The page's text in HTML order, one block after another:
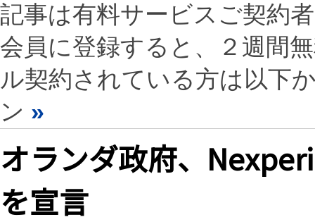
記事は有料サービスご契約
会員に登録すると、２週間
ル契約されている方は以下
ン »
オランダ政府、
を宣言